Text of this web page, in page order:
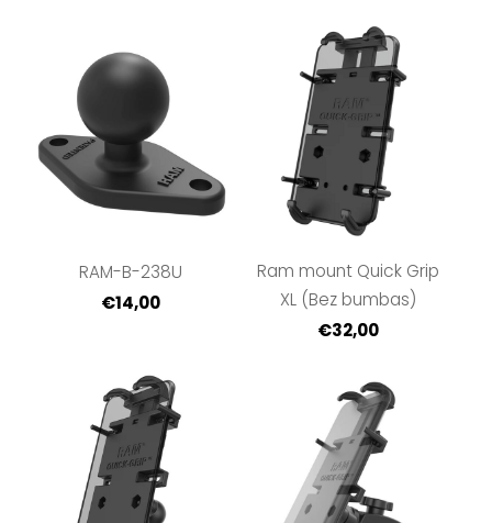
RAM-B-238U
€14,00
Ram mount Quick Grip
XL (Bez bumbas)
€32,00